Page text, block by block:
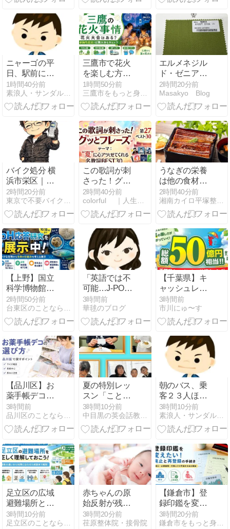
び会えたこと
いた。
ニャーゴの平
日、駅前に着
く。開いてい
るのは寿司屋
のみ。
1時間40分前
素浪人・サンダルニャーゴの日々。
三鷹市で花火
を楽しむ方法
花火大会は市
外へ
1時間50分前
エルメネジル
ド・ゼニアの
モヘア生地が
レディースみ
たいでオシャ
ート生地とし
て作ろうか？
2時間20分前
Masakyo Blog
バイク処分 横
浜市栄区｜原
付・スクータ
ー即回収【バ
イク回収ホン
８年版
2時間20分前
この歌詞が刺
さった！グッ
とフレーズ
★「夏に心を
アツくさせて
フレーズ」
BEST30SP結
果｜2026年8
月6日放送
2時間40分前
うなぎの栄養
は他の食材と
どう違う？夏
バテ対策で見
えてくる強み
2時間40分前
【上野】国立
科学博物館で
生命を支える
pH応答｜2026
年10月18日ま
2時間50分前
「英語では不
可能…J-POP
が日本語でし
か成立しない
理由」日本人
深いニックさ
ん♪
3時間前
華毬のブログ
【千葉県】キ
ャッシュレス
最大10％還元
が8/7スター
ト！市川市内
は？PayPayな
ど5決済｜
2026年
3時間前
市川にゅ〜す
【品川区】お
薬手帳デコ、
推し活用と通
院用で選び方
はどう違う？
3時間前
夏の特別レッ
スン「ことば
とお菓子のデ
ザインラボ」
3時間10分前
朝のバス、乗
客２３人ほ
ど。交通状
況。歩く人。
3時間10分前
素浪人・サンダルニャーゴの日々。
足立区の広域
避難場所と避
難所はどう違
う？水害・地
3時間10分前
赤ちゃんの原
始反射が残っ
てるかも…。
家庭で気づく
3時間20分前
荏原整体院・接骨院
【鎌倉市】登
録印鑑を変え
たい！廃止と
再登録の手続
3時間20分前